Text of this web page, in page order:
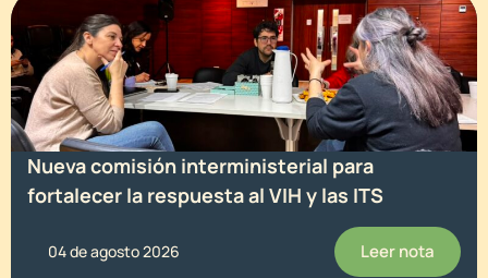
Nueva comisión interministerial para
fortalecer la respuesta al VIH y las ITS
04 de agosto 2026 Leer nota